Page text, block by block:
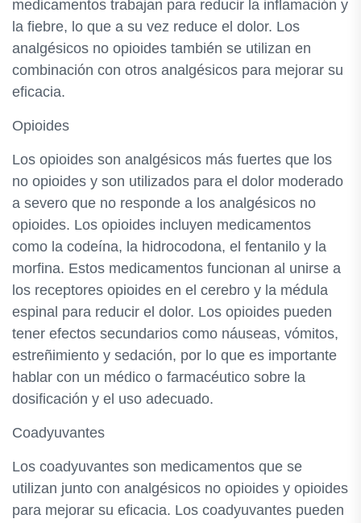
medicamentos trabajan para reducir la inflamación y
la fiebre, lo que a su vez reduce el dolor. Los
analgésicos no opioides también se utilizan en
combinación con otros analgésicos para mejorar su
eficacia.
Opioides
Los opioides son analgésicos más fuertes que los
no opioides y son utilizados para el dolor moderado
a severo que no responde a los analgésicos no
opioides. Los opioides incluyen medicamentos
como la codeína, la hidrocodona, el fentanilo y la
morfina. Estos medicamentos funcionan al unirse a
los receptores opioides en el cerebro y la médula
espinal para reducir el dolor. Los opioides pueden
tener efectos secundarios como náuseas, vómitos,
estreñimiento y sedación, por lo que es importante
hablar con un médico o farmacéutico sobre la
dosificación y el uso adecuado.
Coadyuvantes
Los coadyuvantes son medicamentos que se
utilizan junto con analgésicos no opioides y opioides
para mejorar su eficacia. Los coadyuvantes pueden